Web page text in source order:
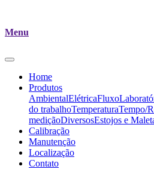
Menu
Home
Produtos
AmbientalElétricaFluxo
do trabalhoTemperaturaTempo/
mediçãoDiversosEstojos e
Calibração
Manutenção
Localização
Contato